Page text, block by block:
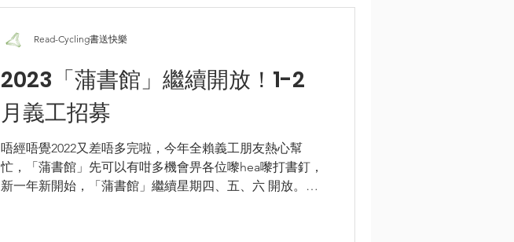
2023「蒲書館」繼續開放！1-2
月義工招募
唔經唔覺2022又差唔多完啦，今年全賴義工朋友熱心幫
忙，「蒲書館」先可以有咁多機會畀各位嚟hea嚟打書釘，
新一年新開始，「蒲書館」繼續星期四、五、六 開放。有
Read-Cycling書送快樂